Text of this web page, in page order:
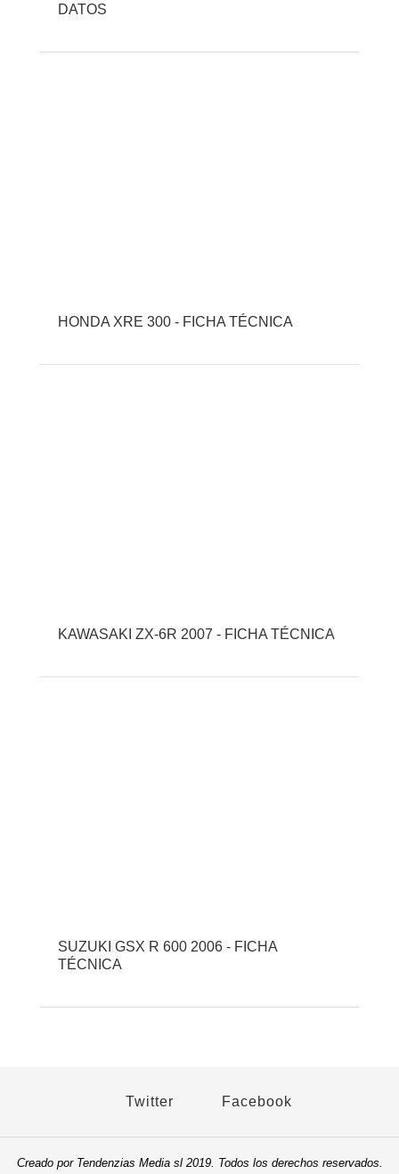
DATOS
HONDA XRE 300 - FICHA TÉCNICA
KAWASAKI ZX-6R 2007 - FICHA TÉCNICA
SUZUKI GSX R 600 2006 - FICHA
TÉCNICA
Twitter Facebook
Creado por Tendenzias Media sl 2019. Todos los derechos reservados.